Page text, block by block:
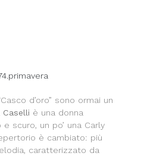
d’oro” sono ormai un
Caselli è una donna
scuro, un po’ una Carly
è cambiato: più
caratterizzato da